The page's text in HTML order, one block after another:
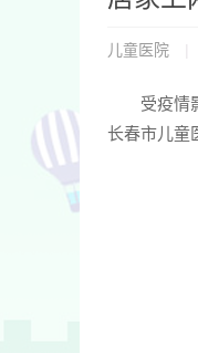
儿童医院
受疫情
长春市儿童